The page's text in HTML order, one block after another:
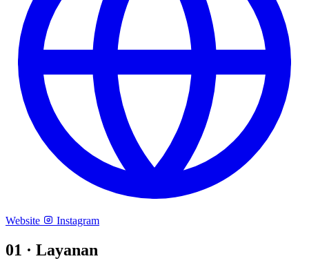
Website Instagram
01 · Layanan